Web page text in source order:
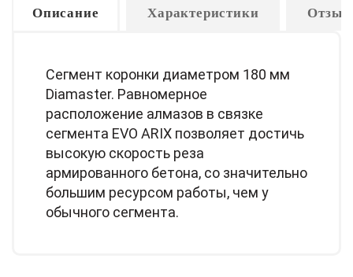
Описание Характеристики
Сегмент коронки диаметром 180 мм
Diamaster. Равномерное
расположение алмазов в связке
сегмента EVO ARIX позволяет достичь
высокую скорость реза
армированного бетона, со значительно
большим ресурсом работы, чем у
обычного сегмента.